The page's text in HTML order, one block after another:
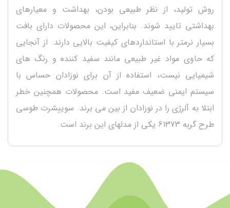
روش تولید، از نظر طبیعی بودن، بهداشت و معیارهای
بهداشتی تایید شوند. بنابراین، این محصولات دارای بافت
بسیار نرمتر با استانداردهای کیفیت بالایی دارند. از آنجایی
که حاوی مواد غیر طبیعی مانند سفید کننده و رنگ های
شیمیایی نیست، استفاده از آن برای نوزادان حساس با
سیستم ایمنی ضعیف مفید است. محصولات همچنین خطر
ابتلا به آلرژی را در نوزادان از بین می برند. سوییشرت طوسی
طرح گربه 61373 یکی از مدلهای این برند است.